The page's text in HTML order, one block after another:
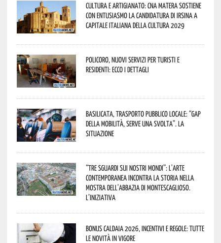
Cultura e Artigianato: CNA Matera sostiene
con entusiasmo la candidatura di Irsina a
Capitale Italiana della Cultura 2029
Policoro, nuovi servizi per turisti e
residenti: ecco i dettagli
Basilicata, trasporto pubblico locale: “Gap
della mobilità, serve una svolta”. La
situazione
“Tre Sguardi sui Nostri Mondi”: l’arte
contemporanea incontra la storia nella
mostra dell’Abbazia di Montescaglioso.
L’iniziativa
Bonus caldaia 2026, incentivi e regole: tutte
le novità in vigore